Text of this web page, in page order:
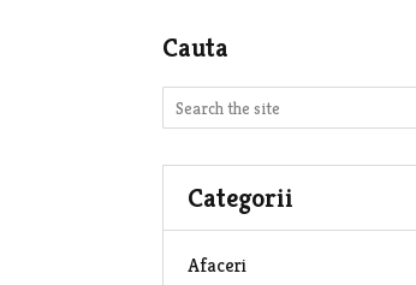
Cauta
Categorii
Afaceri